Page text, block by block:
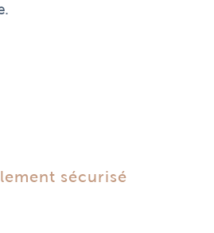
sécurisé